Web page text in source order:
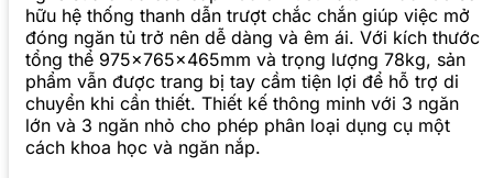
hữu hệ thống thanh dẫn trượt chắc chắn giúp việc mở
đóng ngăn tủ trở nên dễ dàng và êm ái. Với kích thước
tổng thể 975x765x465mm và trọng lượng 78kg, sản
phẩm vẫn được trang bị tay cầm tiện lợi để hỗ trợ di
chuyển khi cần thiết. Thiết kế thông minh với 3 ngăn
lớn và 3 ngăn nhỏ cho phép phân loại dụng cụ một
cách khoa học và ngăn nắp.